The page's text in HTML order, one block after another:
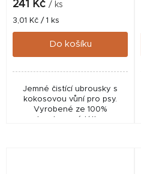
241 Kč / ks
Měrná
3,01 Kč / 1 ks
Do košíku
Jemné čistící ubrousky s
kokosovou vůní pro psy.
Vyrobené ze 100%
bambusové látky.